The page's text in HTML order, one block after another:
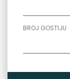
BROJ GOSTIJU